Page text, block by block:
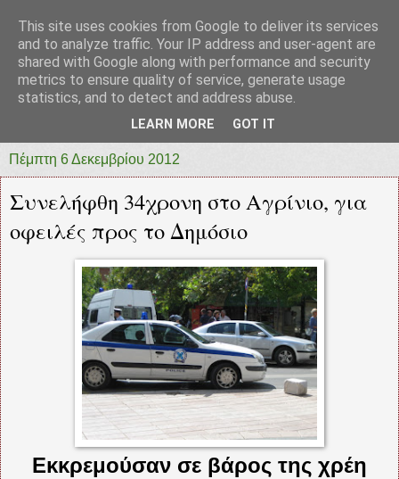
prototypia
"ΠΡΩΤΟΤΥΠΙΑ" * ΑΝΕΞΑΡΤΗΤΗ-ΗΛΕΚΤΡΟΝΙΚΗ-
Πέμπτη 6 Δεκεμβρίου 2012
Συνελήφθη 34χρονη στο Αγρίνιο, για
οφειλές προς το Δημόσιο
Εκκρεμούσαν σε βάρος της χρέη
This site uses cookies from Google to deliver its services
and to analyze traffic. Your IP address and user-agent are
shared with Google along with performance and security
metrics to ensure quality of service, generate usage
statistics, and to detect and address abuse.
LEARN MORE GOT IT